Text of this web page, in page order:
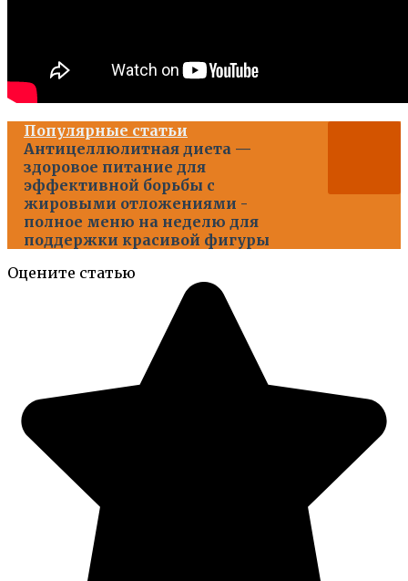
Популярные статьи
Антицеллюлитная диета —
здоровое питание для
эффективной борьбы с
жировыми отложениями -
полное меню на неделю для
поддержки красивой фигуры
Оцените статью